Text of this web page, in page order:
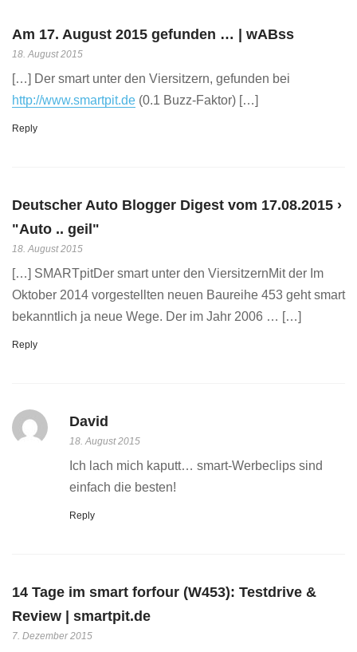
Am 17. August 2015 gefunden … | wABss
18. August 2015
[…] Der smart unter den Viersitzern, gefunden bei
http://www.smartpit.de (0.1 Buzz-Faktor) […]
Reply
Deutscher Auto Blogger Digest vom 17.08.2015 ›
"Auto .. geil"
18. August 2015
[…] SMARTpitDer smart unter den ViersitzernMit der Im
Oktober 2014 vorgestellten neuen Baureihe 453 geht smart
bekanntlich ja neue Wege. Der im Jahr 2006 … […]
Reply
David
18. August 2015
Ich lach mich kaputt… smart-Werbeclips sind
einfach die besten!
Reply
14 Tage im smart forfour (W453): Testdrive &
Review | smartpit.de
7. Dezember 2015